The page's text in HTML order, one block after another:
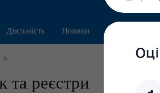
Діяльність Новини Інформація
>
та реєстри